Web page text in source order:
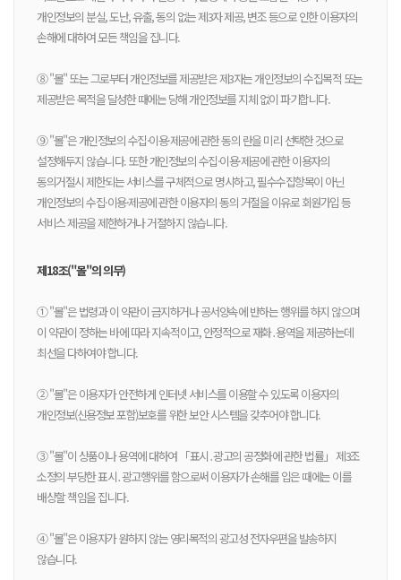
개인정보의 분실, 도난, 유출, 동의 없는 제3자 제공, 변조 등으로 인한 이용자의
손해에 대하여 모든 책임을 집니다.
⑧ "몰" 또는 그로부터 개인정보를 제공받은 제3자는 개인정보의 수집목적 또는
제공받은 목적을 달성한 때에는 당해 개인정보를 지체 없이 파기합니다.
⑨ "몰"은 개인정보의 수집·이용·제공에 관한 동의 란을 미리 선택한 것으로
설정해두지 않습니다. 또한 개인정보의 수집·이용·제공에 관한 이용자의
동의거절시 제한되는 서비스를 구체적으로 명시하고, 필수수집항목이 아닌
개인정보의 수집·이용·제공에 관한 이용자의 동의 거절을 이유로 회원가입 등
서비스 제공을 제한하거나 거절하지 않습니다.
제18조("몰"의 의무)
① "몰"은 법령과 이 약관이 금지하거나 공서양속에 반하는 행위를 하지 않으며
이 약관이 정하는 바에 따라 지속적이고, 안정적으로 재화․용역을 제공하는데
최선을 다하여야 합니다.
② "몰"은 이용자가 안전하게 인터넷 서비스를 이용할 수 있도록 이용자의
개인정보(신용정보 포함)보호를 위한 보안 시스템을 갖추어야 합니다.
③ "몰"이 상품이나 용역에 대하여 「표시․광고의 공정화에 관한 법률」 제3조
소정의 부당한 표시․광고행위를 함으로써 이용자가 손해를 입은 때에는 이를
배상할 책임을 집니다.
④ "몰"은 이용자가 원하지 않는 영리목적의 광고성 전자우편을 발송하지
않습니다.